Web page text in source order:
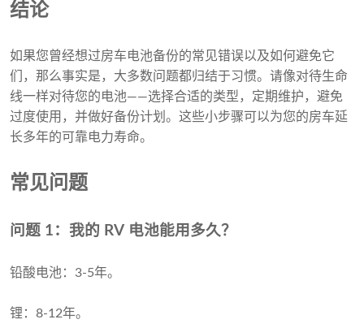
结论
如果您曾经想过房车电池备份的常见错误以及如何避免它
们，那么事实是，大多数问题都归结于习惯。请像对待生命
线一样对待您的电池——选择合适的类型，定期维护，避免
过度使用，并做好备份计划。这些小步骤可以为您的房车延
长多年的可靠电力寿命。
常见问题
问题 1：我的 RV 电池能用多久？
铅酸电池：3-5年。
锂：8-12年。